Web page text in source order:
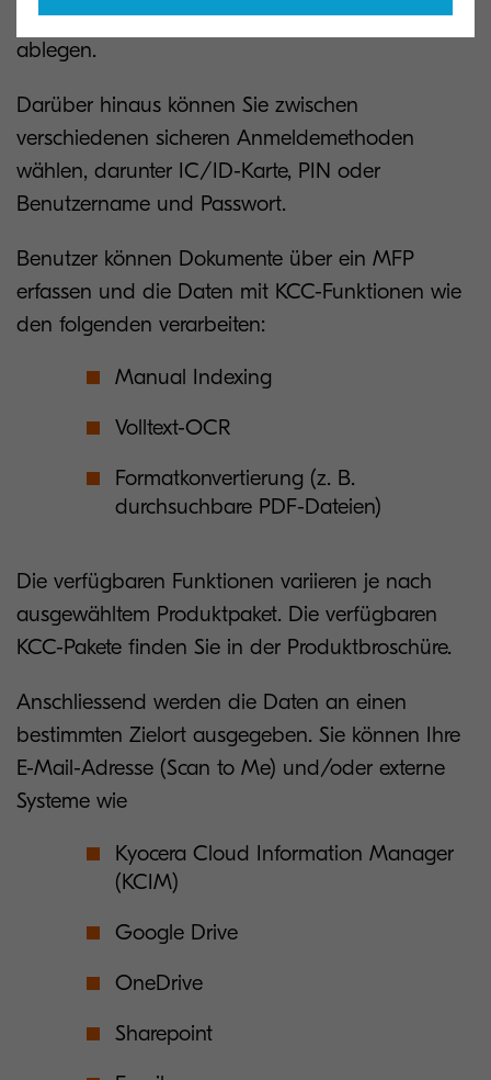
an einem von Ihnen festgelegten Speicherort
ablegen.
Darüber hinaus können Sie zwischen
verschiedenen sicheren Anmeldemethoden
wählen, darunter IC/ID-Karte, PIN oder
Benutzername und Passwort.
Benutzer können Dokumente über ein MFP
erfassen und die Daten mit KCC-Funktionen wie
den folgenden verarbeiten:
Manual Indexing
Volltext-OCR
Formatkonvertierung (z. B.
durchsuchbare PDF-Dateien)
Die verfügbaren Funktionen variieren je nach
ausgewähltem Produktpaket. Die verfügbaren
KCC-Pakete finden Sie in der Produktbroschüre.
Anschliessend werden die Daten an einen
bestimmten Zielort ausgegeben. Sie können Ihre
E-Mail-Adresse (Scan to Me) und/oder externe
Systeme wie
Kyocera Cloud Information Manager
(KCIM)
Google Drive
OneDrive
Sharepoint